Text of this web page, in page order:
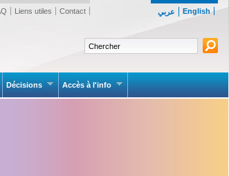
عربي English
Contact
Liens utiles
Décisions Accès à l'info